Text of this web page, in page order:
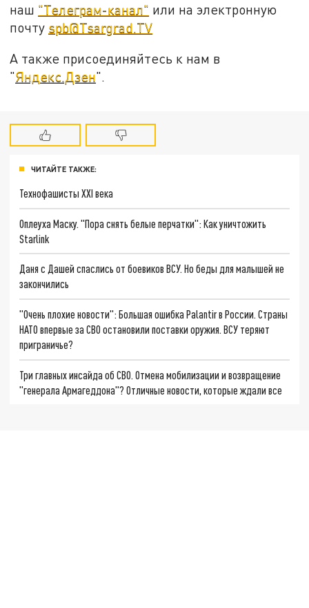
наш "Телеграм-канал" или на электронную
почту spb@Tsargrad.TV
А также присоединяйтесь к нам в
"Яндекс.Дзен".
ЧИТАЙТЕ ТАКЖЕ:
Технофашисты XXI века
Оплеуха Маску. "Пора снять белые перчатки": Как уничтожить
Starlink
Даня с Дашей спаслись от боевиков ВСУ. Но беды для малышей не
закончились
"Очень плохие новости": Большая ошибка Palantir в России. Страны
НАТО впервые за СВО остановили поставки оружия. ВСУ теряют
приграничье?
Три главных инсайда об СВО. Отмена мобилизации и возвращение
"генерала Армагеддона"? Отличные новости, которые ждали все